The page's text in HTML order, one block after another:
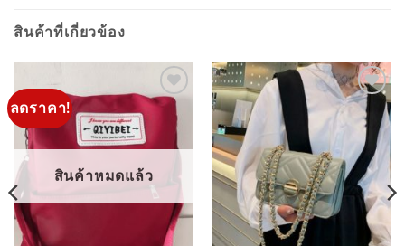
สินค้าที่เกี่ยวข้อง
ลดราคา!
ADD TO
WISHLIST
สินค้าหมดแล้ว
ADD TO
WISHLIST